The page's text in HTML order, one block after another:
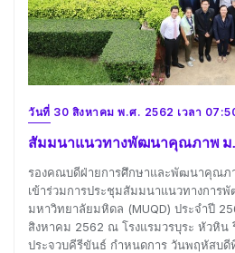
วันที่ 30 สิงหาคม พ.ศ. 2562 เวลา
สัมมนาแนวทางพัฒนาคุณภาพ ม
รองคณบดีฝ่ายการศึกษาและพัฒนาคุณภ
เข้าร่วมการประชุมสัมมนาแนวทางการ
มหาวิทยาลัยมหิดล (MUQD) ประจำปี
สิงหาคม 2562 ณ โรงแรมวรบุระ หัวหิน
ประจวบคีรีขันธ์ กำหนดการ วันพฤหัสบ